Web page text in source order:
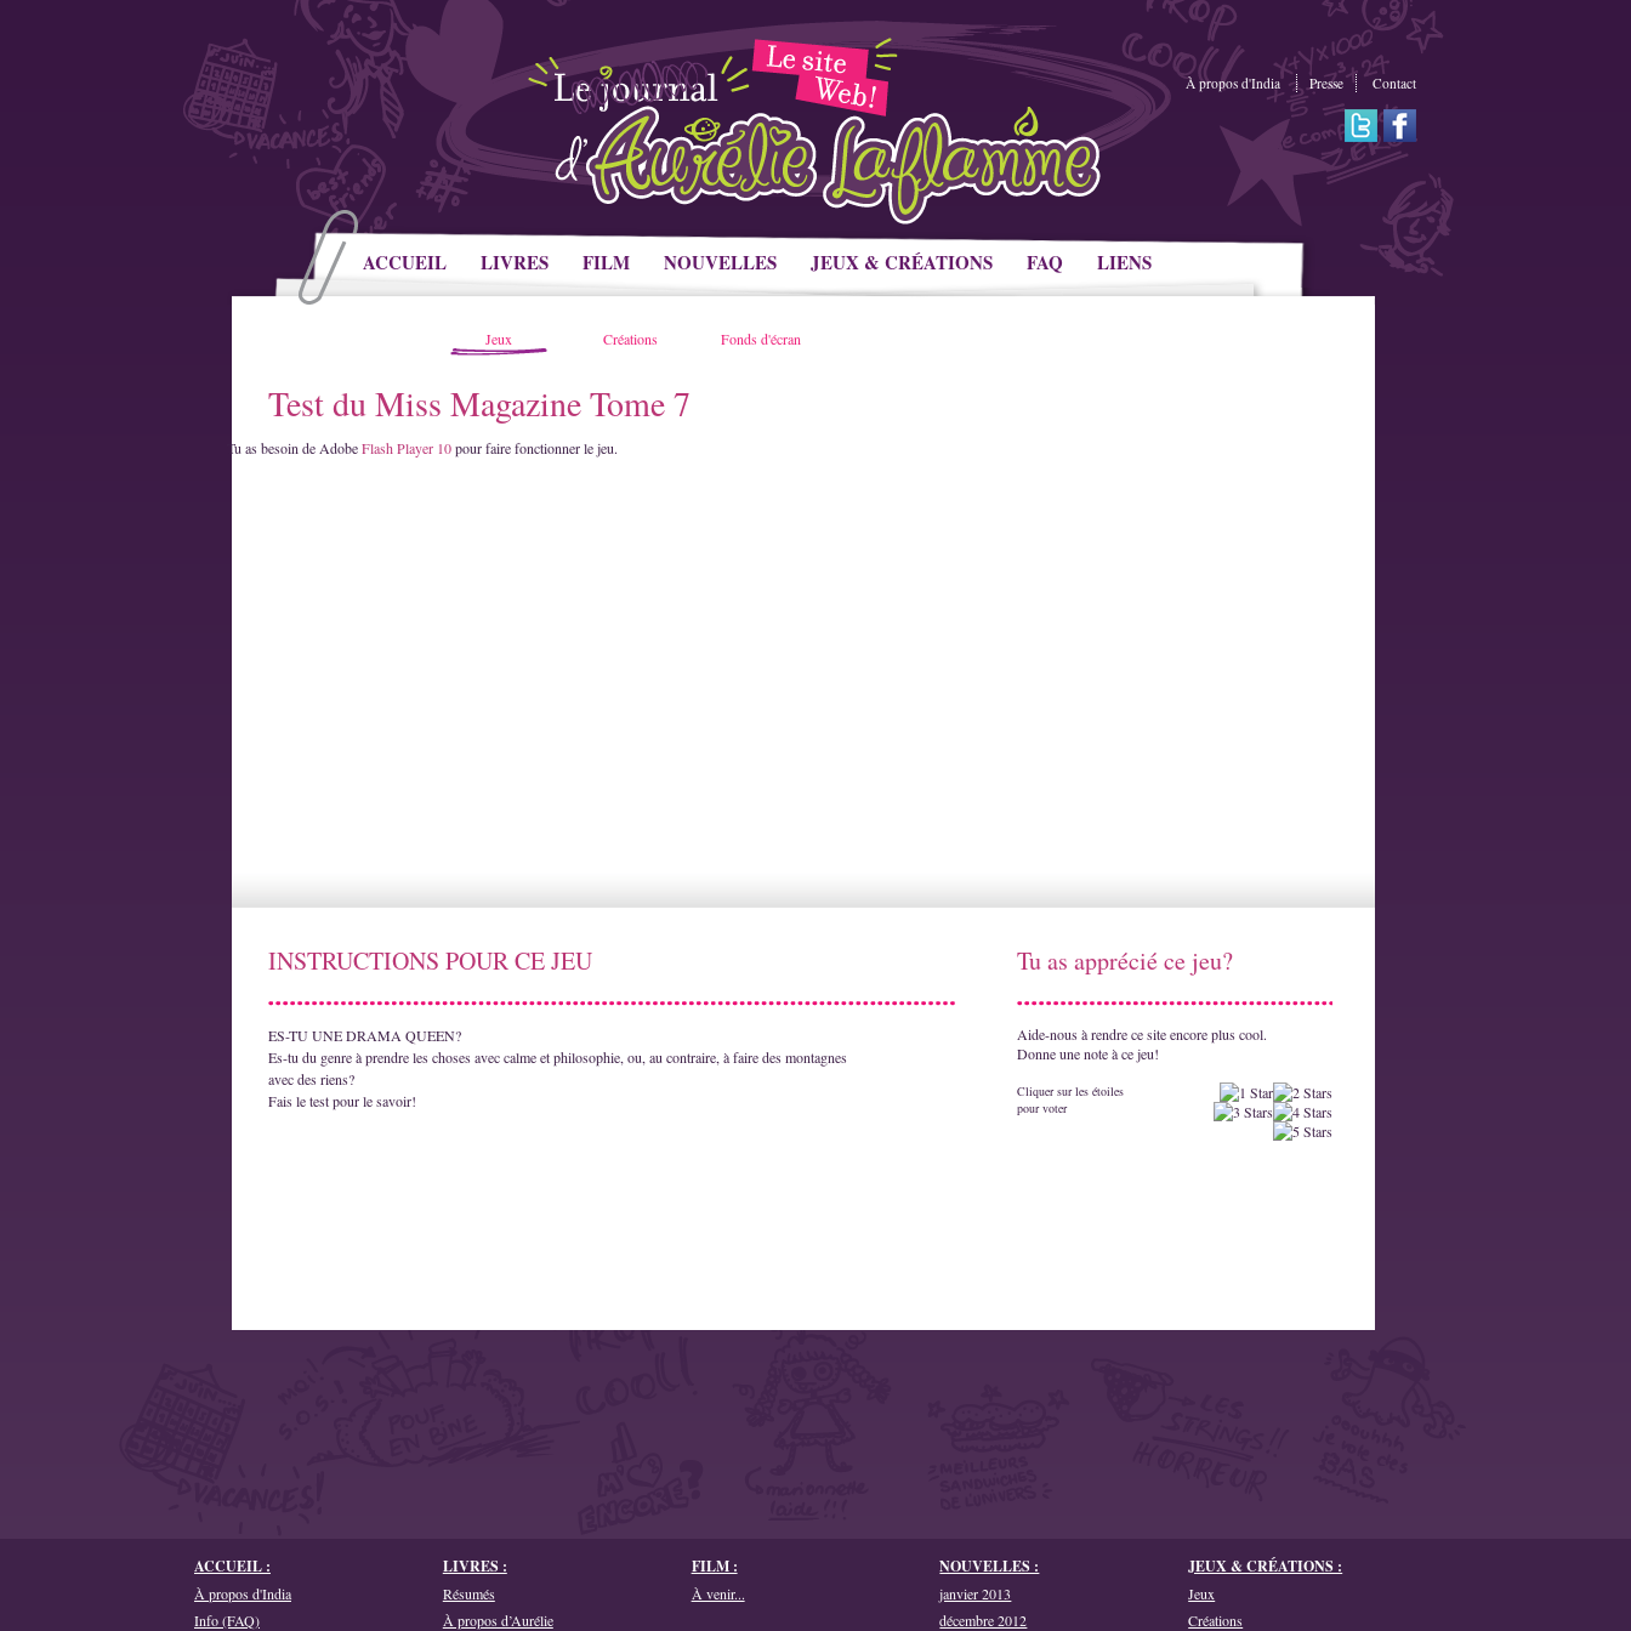
ACCUEIL LIVRES FILM NOUVELLES JEUX & CRÉATIONS FAQ LIENS
À propos d'India Presse Contact
Jeux Créations Fonds d'écran
Test du Miss Magazine Tome 7
Tu as besoin de AdobeFlash Player 10pour faire fonctionner le jeu.
INSTRUCTIONS POUR CE JEU
ES-TU UNE DRAMA QUEEN?
Es-tu du genre à prendre les choses avec calme et philosophie, ou, au contraire, à faire des montagnes
avec des riens?
Fais le test pour le savoir!
Tu as apprécié ce jeu?
Aide-nous à rendre ce site encore plus cool.
Donne une note à ce jeu!
Cliquer sur les étoiles
pour voter
ACCUEIL :
À propos d'India
Info (FAQ)
LIVRES :
Résumés
À propos d’Aurélie
FILM :
À venir...
NOUVELLES :
janvier 2013
décembre 2012
JEUX & CRÉATIONS :
Jeux
Créations